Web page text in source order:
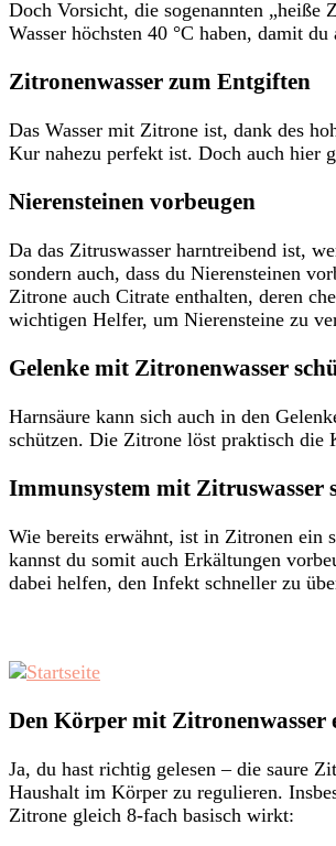
Doch Vorsicht, die sogenannten
Wasser höchsten 40 °C haben, damit
Zitronenwasser zum Entgiften
Das Wasser mit Zitrone ist, dank des
Kur nahezu perfekt ist. Doch auch hier
Nierensteinen vorbeugen
Da das Zitruswasser harntreibend ist,
sondern auch, dass du Nierensteinen
Zitrone auch Citrate enthalten, deren
wichtigen Helfer, um Nierensteine zu
Gelenke mit Zitronenwasser
Harnsäure kann sich auch in den
schützen. Die Zitrone löst praktisch die
Immunsystem mit Zitruswasser
Wie bereits erwähnt, ist in Zitronen ein
kannst du somit auch Erkältungen
dabei helfen, den Infekt schneller zu
Den Körper mit Zitronenwasser
Ja, du hast richtig gelesen – die saure
Haushalt im Körper zu regulieren.
Zitrone gleich 8-fach basisch wirkt: